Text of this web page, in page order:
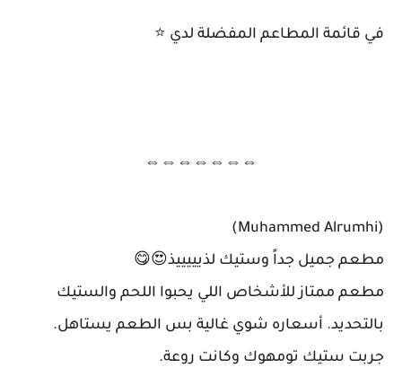
في قائمة المطاعم المفضلة لدي ⭐
⇔⇔⇔⇔⇔⇔⇔
(Muhammed Alrumhi)
مطعم جميل جداً وستيك لذيييييذ😍😋
مطعم ممتاز للأشخاص اللي يحبوا اللحم والستيك
بالتحديد. أسعاره شوي غالية بس الطعم يستاهل.
جربت ستيك تومهوك وكانت روعة.